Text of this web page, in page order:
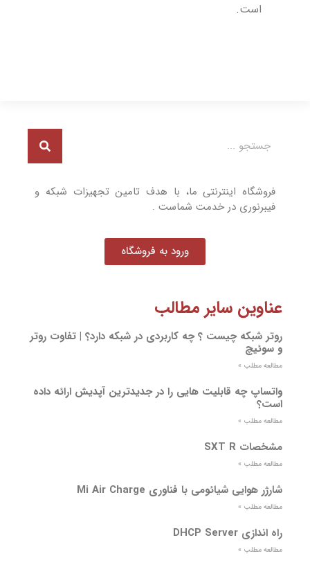
است.
فروشگاه اینترنتی ما، با هدف تامین تجهیزات شبکه و
فیبرنوری در خدمت شماست .
ورود به فروشگاه
عناوین سایر مطالب
روتر شبکه چیست ؟ چه کاربردی در شبکه دارد؟ | تفاوت روتر
و سوئیچ
مطالعه مطلب »
واتساپ چه قابلیت هایی را در جدیدترین آپدیش ارائه داده
است؟
مطالعه مطلب »
مشخصات SXT R
مطالعه مطلب »
شارژر هوایی شیائومی با فناوری Mi Air Charge
مطالعه مطلب »
راه اندازی DHCP Server
مطالعه مطلب »